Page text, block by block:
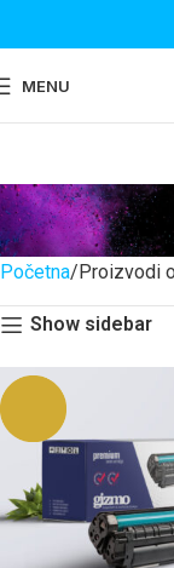
MENU
Početna Proizvodi
Show sidebar